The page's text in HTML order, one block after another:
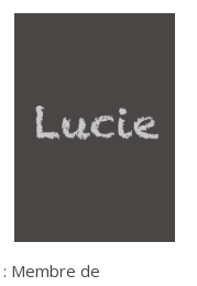
: Membre de